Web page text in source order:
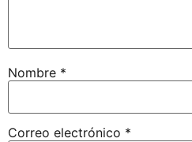
Nombre *
Correo electrónico *